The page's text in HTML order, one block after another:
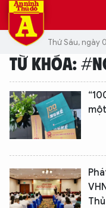
Thứ Sáu, ngày
TỪ KHÓA: